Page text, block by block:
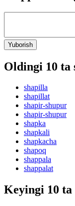
Yuborish
Oldingi 10 ta
shapilla
shapillat
shapir-shupur
shapir-shupur
shapka
shapkali
shapkacha
shapoq
shappala
shappalat
Keyingi 10 ta